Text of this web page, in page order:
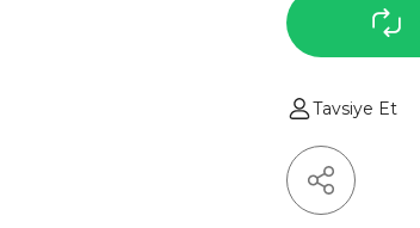
Tavsiye Et